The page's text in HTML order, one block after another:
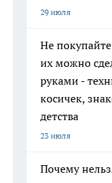
29 июля
Не
их можно
руками -
косичек,
детства
23 июля
Почему